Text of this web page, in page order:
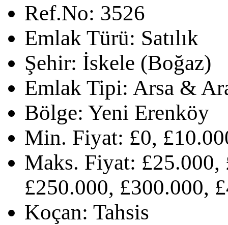
Ref.No: 3526
Emlak Türü: Satılık
Şehir: İskele (Boğaz)
Emlak Tipi: Arsa &
Bölge: Yeni Erenköy
Min. Fiyat: £0,
Maks. Fiyat: £25.000,
£250.000, £300.000,
Koçan: Tahsis